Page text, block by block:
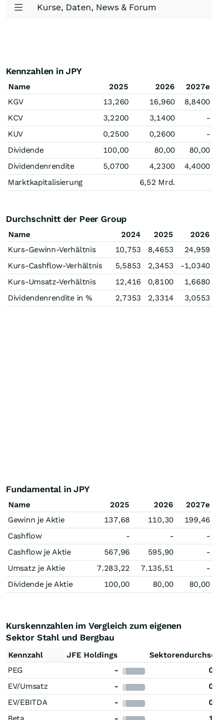
Kurse, Daten, News & Forum
Kennzahlen in JPY
Name 2025 2026
2027e
KGV
13,260 16,960
8,8400
KCV
3,2200 3,1400
-
KUV
0,2500 0,2600
-
Dividende
100,00 80,00
80,00
Dividendenrendite
5,0700 4,2300
4,4000
Marktkapitalisierung
6,52 Mrd.
Durchschnitt der Peer Group
Name 2024 2025
2026
Kurs-Gewinn-Verhältnis
10,753 8,4653
24,959
Kurs-Cashflow-Verhältnis
5,5853 2,3453
-1,0340
Kurs-Umsatz-Verhältnis
12,416 0,8100
1,6680
Dividendenrendite in %
2,7353 2,3314 3,0553
Fundamental in JPY
Name 2025 2026
2027e
Gewinn je Aktie
137,68 110,30
199,46
Cashflow
- -
-
Cashflow je Aktie
567,96 595,90
-
Umsatz je Aktie
7.283,22 7.135,51
-
Dividende je Aktie
100,00 80,00 80,00
Kurskennzahlen im Vergleich zum eigenen
Sektor Stahl und Bergbau
Kennzahl JFE Holdings
PEG
-
EV/Umsatz
-
EV/EBITDA
-